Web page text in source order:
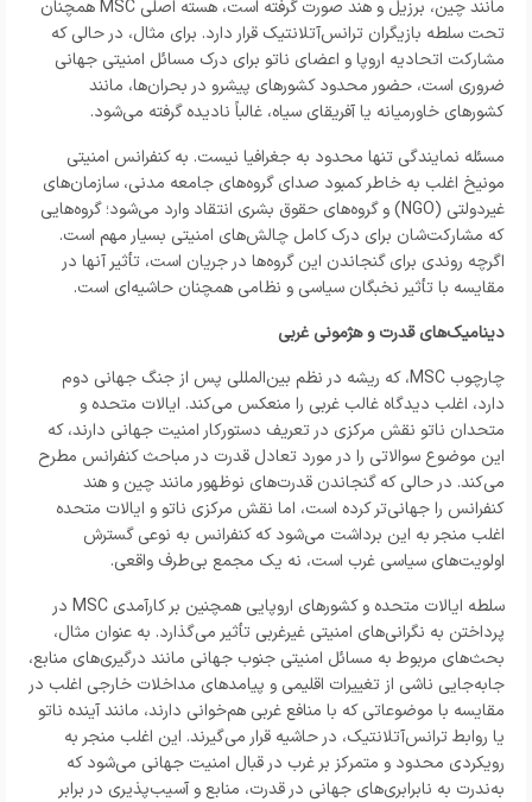
مانند چین، برزیل و هند صورت گرفته است، هسته اصلی MSC همچنان
تحت سلطه بازیگران ترانس‌آتلانتیک قرار دارد. برای مثال، در حالی که
مشارکت اتحادیه اروپا و اعضای ناتو برای درک مسائل امنیتی جهانی
ضروری است، حضور محدود کشور‌های پیشرو در بحران‌ها، مانند
کشور‌های خاورمیانه یا آفریقای سیاه، غالباً نادیده گرفته می‌شود.
مسئله نمایندگی تنها محدود به جغرافیا نیست. به کنفرانس امنیتی
مونیخ اغلب به خاطر کمبود صدای گروه‌های جامعه مدنی، سازمان‌های
غیردولتی (NGO) و گروه‌های حقوق بشری انتقاد وارد می‌شود؛ گروه‌هایی
که مشارکت‌شان برای درک کامل چالش‌های امنیتی بسیار مهم است.
اگرچه روندی برای گنجاندن این گروه‌ها در جریان است، تأثیر آنها در
مقایسه با تأثیر نخبگان سیاسی و نظامی همچنان حاشیه‌ای است.
دینامیک‌های قدرت و هژمونی غربی
چارچوب MSC، که ریشه در نظم بین‌المللی پس از جنگ جهانی دوم
دارد، اغلب دیدگاه غالب غربی را منعکس می‌کند. ایالات متحده و
متحدان ناتو نقش مرکزی در تعریف دستورکار امنیت جهانی دارند، که
این موضوع سوالاتی را در مورد تعادل قدرت در مباحث کنفرانس مطرح
می‌کند. در حالی که گنجاندن قدرت‌های نوظهور مانند چین و هند
کنفرانس را جهانی‌تر کرده است، اما نقش مرکزی ناتو و ایالات متحده
اغلب منجر به این برداشت می‌شود که کنفرانس به نوعی گسترش
اولویت‌های سیاسی غرب است، نه یک مجمع بی‌طرف واقعی.
سلطه ایالات متحده و کشور‌های اروپایی همچنین بر کارآمدی MSC در
پرداختن به نگرانی‌های امنیتی غیرغربی تأثیر می‌گذارد. به عنوان مثال،
بحث‌های مربوط به مسائل امنیتی جنوب جهانی مانند درگیری‌های منابع،
جابه‌جایی ناشی از تغییرات اقلیمی و پیامد‌های مداخلات خارجی اغلب در
مقایسه با موضوعاتی که با منافع غربی هم‌خوانی دارند، مانند آینده ناتو
یا روابط ترانس‌آتلانتیک، در حاشیه قرار می‌گیرند. این اغلب منجر به
رویکردی محدود و متمرکز بر غرب در قبال امنیت جهانی می‌شود که
به‌ندرت به نابرابری‌های جهانی در قدرت، منابع و آسیب‌پذیری در برابر